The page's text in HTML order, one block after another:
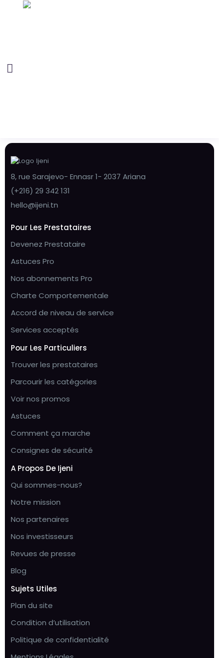
8, rue Sarajevo- Ennasr 1- 2037 Ariana
(+216) 29 342 131
hello@ijeni.tn
Pour Les Prestataires
Devenez Prestataire
Astuces Pro
Nos abonnements Pro
Charte Comportementale
Accord de niveau de service
Services acceptés
Pour Les Particuliers
Trouver les prestataires
Parcourir les catégories
Voir nos promos
Astuces
Comment ça marche
Consignes de sécurité
A Propos De Ijeni
Qui sommes-nous?
Notre mission
Nos partenaires
Nos investisseurs
Revues de presse
Blog
Sujets Utiles
Plan du site
Condition d’utilisation
Politique de confidentialité